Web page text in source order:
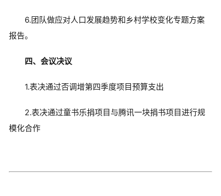
6.团队做应对人口发展趋势和乡村学校变化专题方案
报告。
四、会议决议
1.表决通过否调增第四季度项目预算支出
2.表决通过童书乐捐项目与腾讯一块捐书项目进行规
模化合作